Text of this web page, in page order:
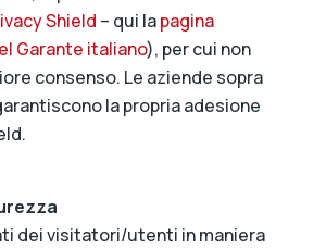
Shield – qui lapagina
Garante italiano), per cui non
consenso. Le aziende sopra
la propria adesione
dei visitatori/utenti in maniera